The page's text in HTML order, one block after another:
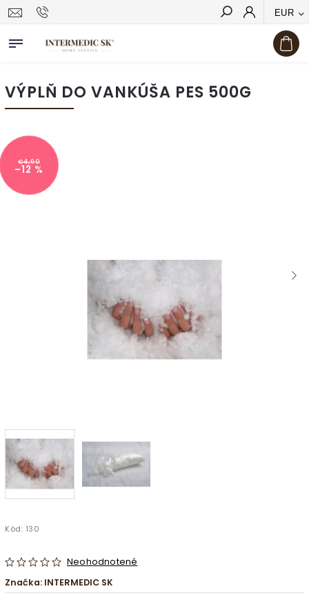
EUR
Hľadať
VÝPLŇ DO VANKÚŠA PES 500G
€4,90
–12 %
Kód: 130
Neohodnotené
Značka: INTERMEDIC SK